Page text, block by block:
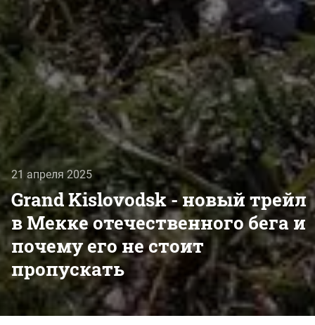
21 апреля 2025
Grand Kislovodsk - новый трейл
в Мекке отечественного бега и
почему его не стоит
пропускать